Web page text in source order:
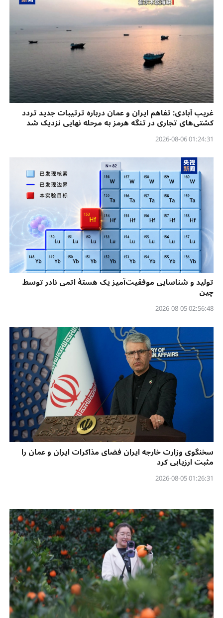
غریب آبادی: تفاهم ایران و عمان درباره ترتیبات جدید تردد
کشتی‌های تجاری در تنگه هرمز به مرحله نهایی نزدیک شد
01:24:31 2026-08-06
تولید و شناسایی موفقیت‌آمیز یک هستهٔ اتمی نادر توسط
چین
02:56:48 2026-08-05
سخنگوی وزارت خارجه ایران فضای مذاکرات ایران و عمان را
مثبت ارزیابی کرد
01:26:31 2026-08-05